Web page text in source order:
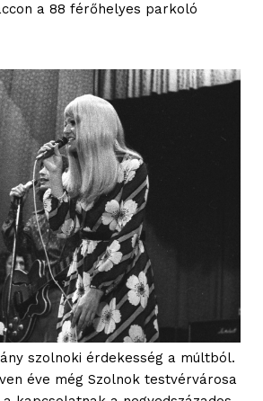
a 88 férőhelyes parkoló
szolnoki érdekesség a múltból.
éve még Szolnok testvérvárosa